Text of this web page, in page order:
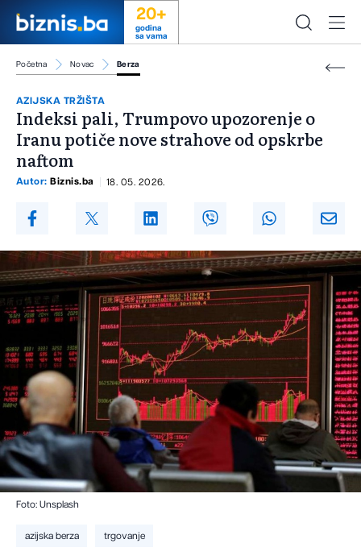
20+
godina
sa vama
Početna Novac Berza
AZIJSKA TRŽIŠTA
Indeksi pali, Trumpovo upozorenje o
Iranu potiče nove strahove od opskrbe
naftom
Autor: Biznis.ba 18. 05. 2026.
Foto: Unsplash
azijska berza trgovanje